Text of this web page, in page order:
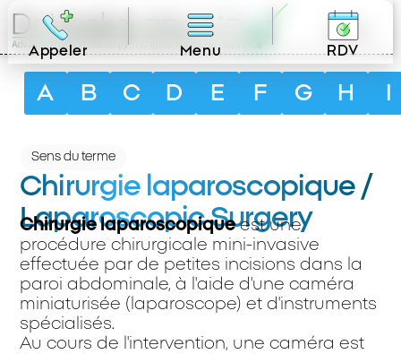
FR
Appeler Menu RDV
A B C D E F G H
Sens du terme
Chirurgie laparoscopique /
Laparoscopic Surgery
Chirurgie laparoscopiqueest une
procédure chirurgicale mini-invasive
effectuée par de petites incisions dans la
paroi abdominale, à l'aide d'une caméra
miniaturisée (laparoscope) et d'instruments
spécialisés.
Au cours de l'intervention, une caméra est